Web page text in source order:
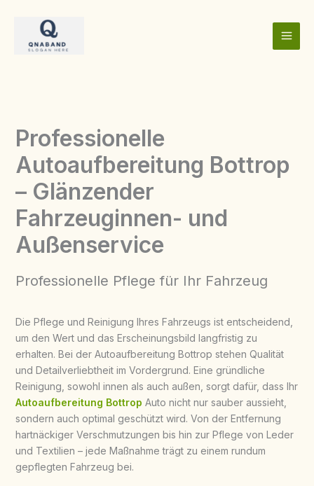
content
Professionelle
Autoaufbereitung Bottrop
– Glänzender
Fahrzeuginnen- und
Außenservice
Professionelle Pflege für Ihr Fahrzeug
Die Pflege und Reinigung Ihres Fahrzeugs ist entscheidend,
um den Wert und das Erscheinungsbild langfristig zu
erhalten. Bei der Autoaufbereitung Bottrop stehen Qualität
und Detailverliebtheit im Vordergrund. Eine gründliche
Reinigung, sowohl innen als auch außen, sorgt dafür, dass Ihr
Autoaufbereitung Bottrop Auto nicht nur sauber aussieht,
sondern auch optimal geschützt wird. Von der Entfernung
hartnäckiger Verschmutzungen bis hin zur Pflege von Leder
und Textilien – jede Maßnahme trägt zu einem rundum
gepflegten Fahrzeug bei.